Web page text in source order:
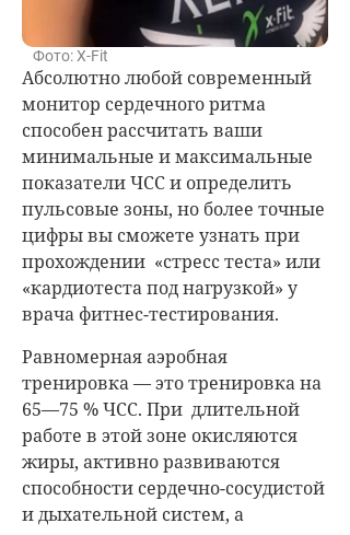
Фото: X-Fit
Абсолютно любой современный
монитор сердечного ритма
способен рассчитать ваши
минимальные и максимальные
показатели ЧСС и определить
пульсовые зоны, но более точные
цифры вы сможете узнать при
прохождении «стресс теста» или
«кардиотеста под нагрузкой» у
врача фитнес-тестирования.
Равномерная аэробная
тренировка — это тренировка на
65—75 % ЧСС. При длительной
работе в этой зоне окисляются
жиры, активно развиваются
способности сердечно-сосудистой
и дыхательной систем, а